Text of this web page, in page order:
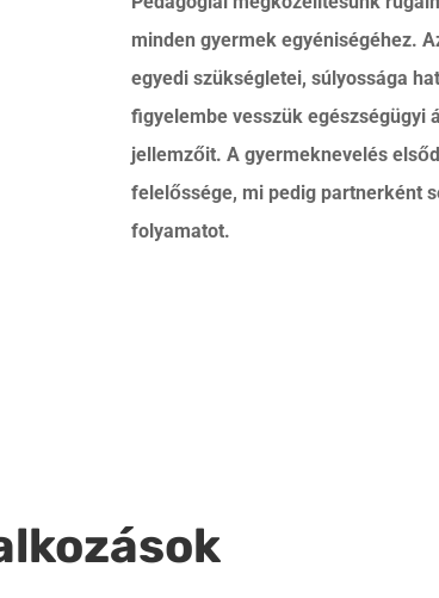
minden gyermek egyéniségéhez.
egyedi szükségletei, súlyossága
figyelembe vesszük egészségügyi
jellemzőit. A gyermeknevelés
felelőssége, mi pedig partnerként
folyamatot.